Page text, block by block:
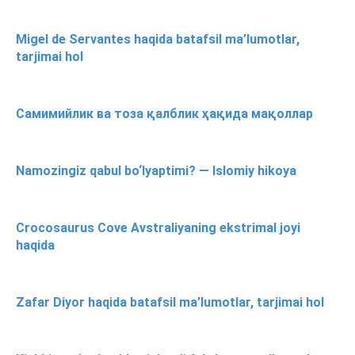
Migel de Servantes haqida batafsil ma’lumotlar,
tarjimai hol
Самимийлик ва тоза қалблик ҳақида мақоллар
Namozingiz qabul bo‘lyaptimi? — Islomiy hikoya
Crocosaurus Cove Avstraliyaning ekstrimal joyi
haqida
Zafar Diyor haqida batafsil ma’lumotlar, tarjimai hol